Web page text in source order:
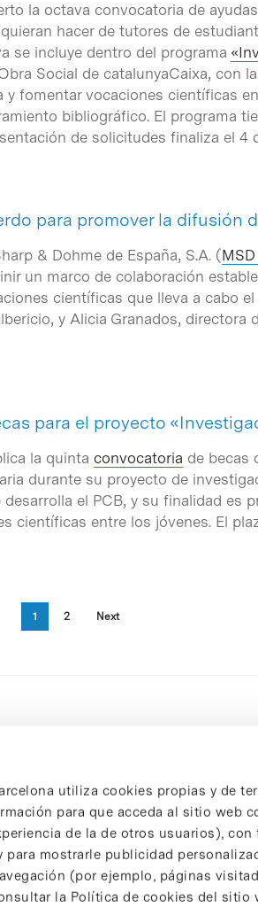
utiliza cookies propias y de
para que acceda al sitio web
de la de otros usuarios),
mostrarle publicidad
(por ejemplo, páginas
la Política de cookies del sitio
la octava convocatoria de
hacer de tutores de
se incluye dentro del programa
Social de catalunyaCaixa, con
fomentar vocaciones científicas
bibliográfico. El programa
de solicitudes finaliza el 4
para promover la difusión
& Dohme de España, S.A. (
un marco de colaboración
científicas que lleva a cabo
y Alicia Granados, directora
para el proyecto
la quinta convocatoria de becas
durante su proyecto de
el PCB, y su finalidad es
científicas entre los jóvenes. El
1 2 Next